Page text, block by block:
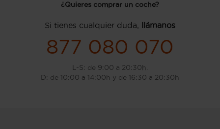
¿Quieres comprar un coche?
Si tienes cualquier duda, llámanos
877 080 070
L-S: de 9:00 a 20:30h.
D: de 10:00 a 14:00h y de 16:30 a 20:30h